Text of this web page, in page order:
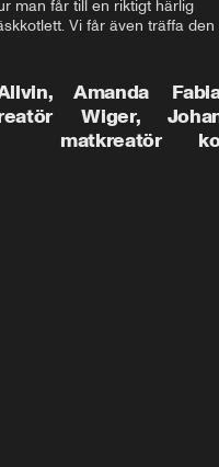
man får till en riktigt härlig
Vi får även träffa den
på Gotland.
Amanda
Wiger,
matkreatör